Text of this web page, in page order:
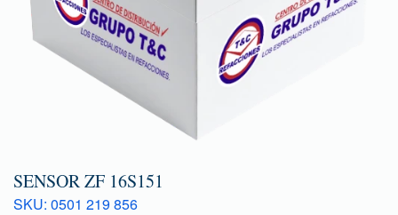
SENSOR ZF 16S151
SKU: 0501 219 856